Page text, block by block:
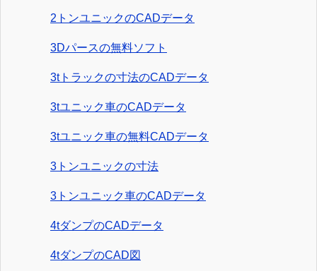
2トンユニックのCADデータ
3Dパースの無料ソフト
3tトラックの寸法のCADデータ
3tユニック車のCADデータ
3tユニック車の無料CADデータ
3トンユニックの寸法
3トンユニック車のCADデータ
4tダンプのCADデータ
4tダンプのCAD図